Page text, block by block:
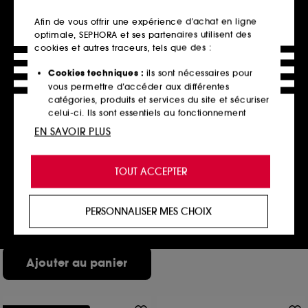
60,00€
Ajouter au panier
La sélection beauté de
tous les instants
ensoleillés.
Afin de vous offrir une expérience d’achat en ligne
optimale, SEPHORA et ses partenaires utilisent des
cookies et autres traceurs, tels que des :
Cookies techniques : ils sont nécessaires pour
vous permettre d’accéder aux différentes
catégories, produits et services du site et sécuriser
celui-ci. Ils sont essentiels au fonctionnement
technique du site et ne peuvent être désactivés.
de vous offrir une expérience enrichie et
personnalisée en vous recommandant des
produits, des services et des contenus qui
proposer des offres promotionnelles adaptées à
votre profil.
Cookies réseaux sociaux et publicité :
utilisés pour vous présenter du contenu susceptible
de vous plaire via des publicités, y compris sur des
TOUT ACCEPTER
PERSONNALISER MES CHOIX
EN SAVOIR PLUS